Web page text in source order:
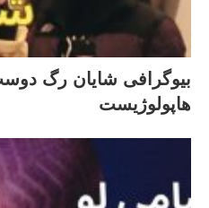
بیوگرافی شایان رگ
هاپولوژیست